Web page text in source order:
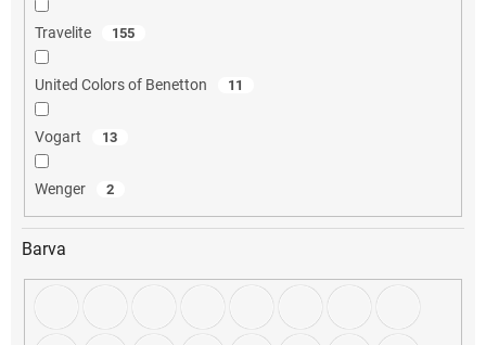
Travelite 155
United Colors of Benetton 11
Vogart 13
Wenger 2
Barva